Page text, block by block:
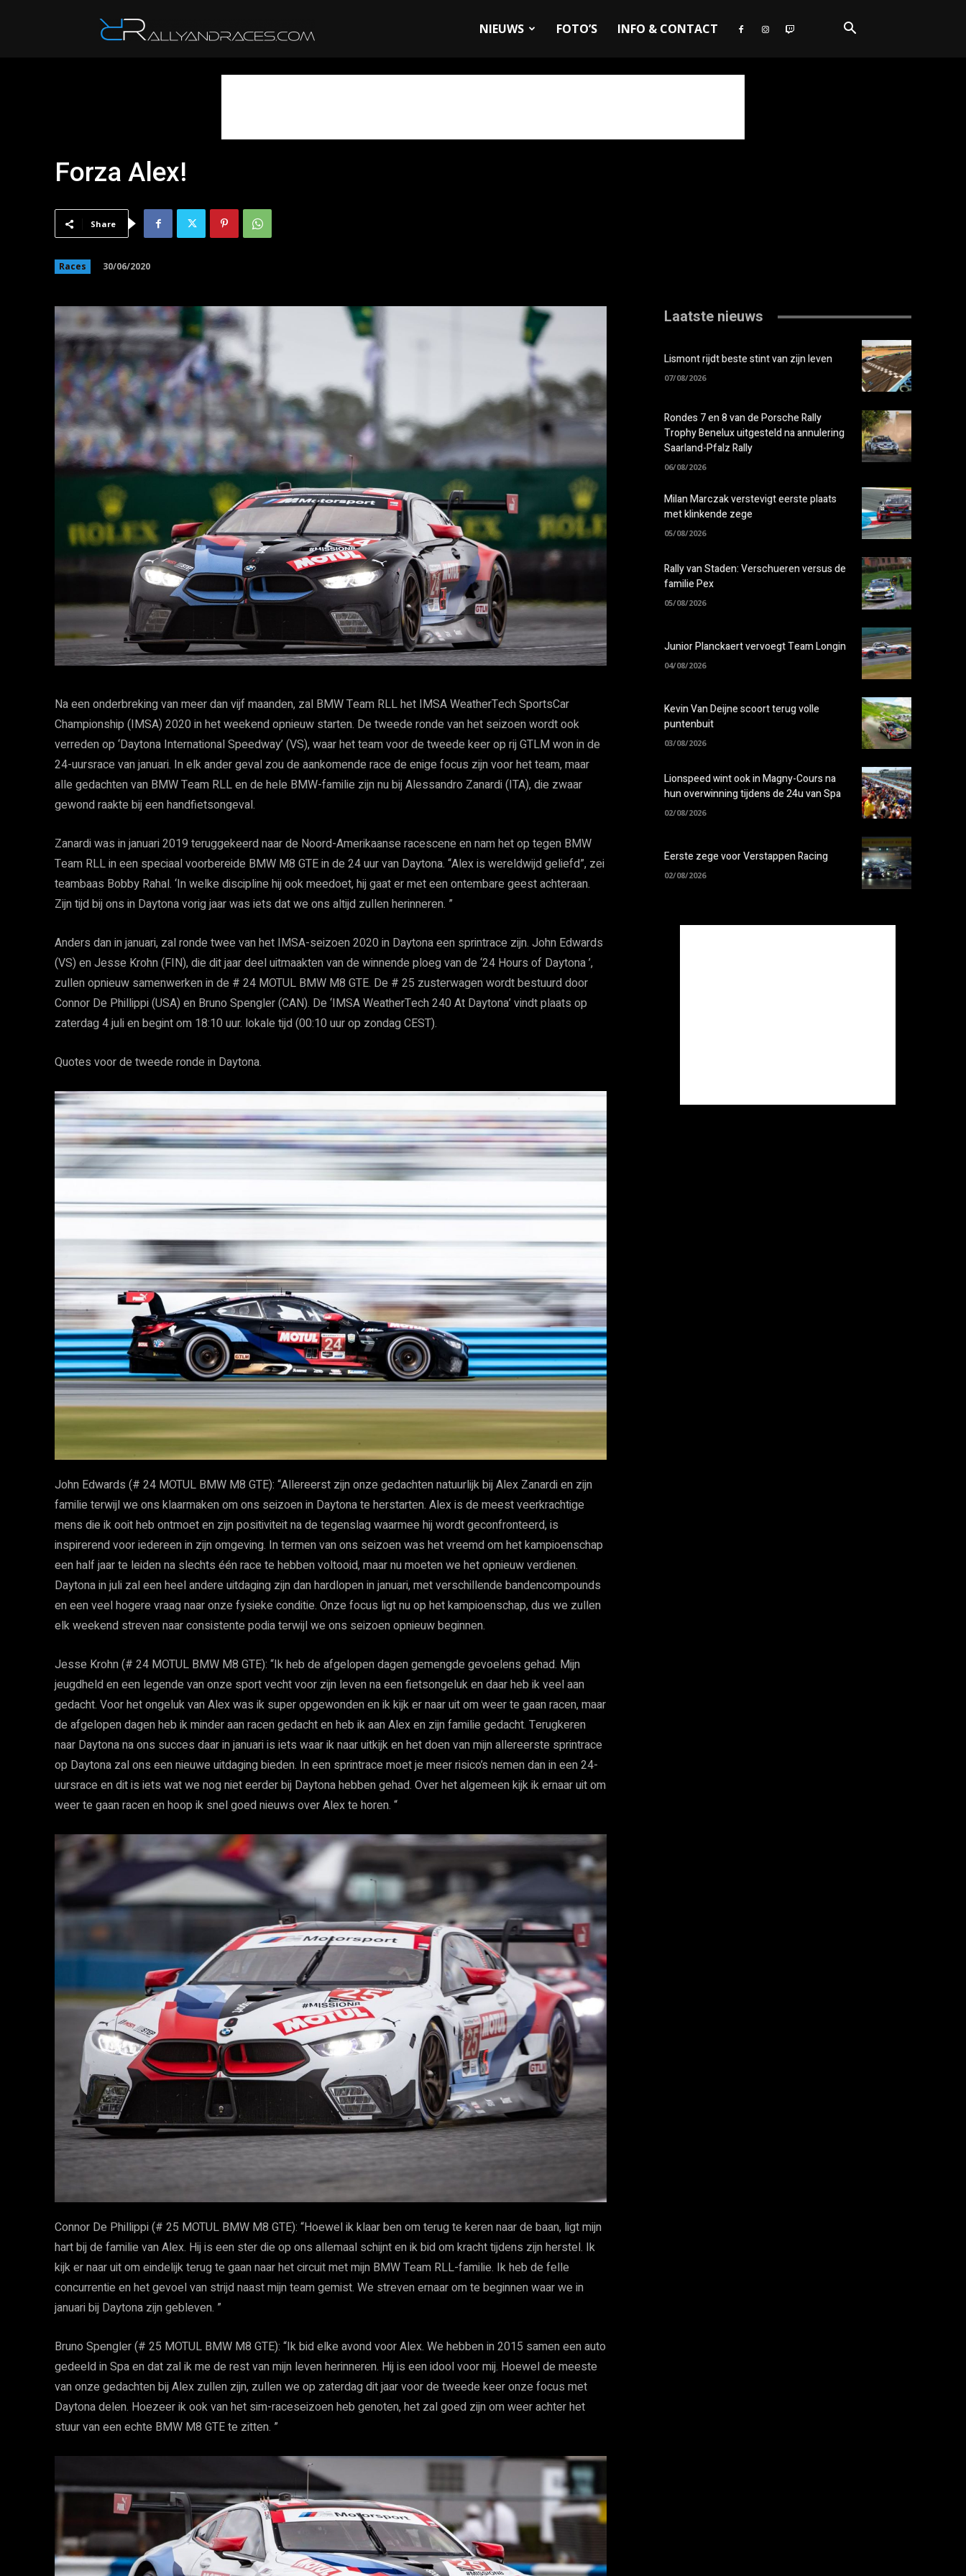
NIEUWS FOTO’S INFO & CONTACT
Forza Alex!
Share
Races 30/06/2020
Na een onderbreking van meer dan vijf maanden, zal BMW Team RLL het IMSA WeatherTech SportsCar
Championship (IMSA) 2020 in het weekend opnieuw starten. De tweede ronde van het seizoen wordt ook
verreden op ‘Daytona International Speedway’ (VS), waar het team voor de tweede keer op rij GTLM won in de
24-uursrace van januari. In elk ander geval zou de aankomende race de enige focus zijn voor het team, maar
alle gedachten van BMW Team RLL en de hele BMW-familie zijn nu bij Alessandro Zanardi (ITA), die zwaar
gewond raakte bij een handfietsongeval.
Zanardi was in januari 2019 teruggekeerd naar de Noord-Amerikaanse racescene en nam het op tegen BMW
Team RLL in een speciaal voorbereide BMW M8 GTE in de 24 uur van Daytona. “Alex is wereldwijd geliefd”, zei
teambaas Bobby Rahal. ‘In welke discipline hij ook meedoet, hij gaat er met een ontembare geest achteraan.
Zijn tijd bij ons in Daytona vorig jaar was iets dat we ons altijd zullen herinneren. ”
Anders dan in januari, zal ronde twee van het IMSA-seizoen 2020 in Daytona een sprintrace zijn. John Edwards
(VS) en Jesse Krohn (FIN), die dit jaar deel uitmaakten van de winnende ploeg van de ‘24 Hours of Daytona ’,
zullen opnieuw samenwerken in de # 24 MOTUL BMW M8 GTE. De # 25 zusterwagen wordt bestuurd door
Connor De Phillippi (USA) en Bruno Spengler (CAN). De ‘IMSA WeatherTech 240 At Daytona’ vindt plaats op
zaterdag 4 juli en begint om 18:10 uur. lokale tijd (00:10 uur op zondag CEST).
Quotes voor de tweede ronde in Daytona.
John Edwards (# 24 MOTUL BMW M8 GTE): “Allereerst zijn onze gedachten natuurlijk bij Alex Zanardi en zijn
familie terwijl we ons klaarmaken om ons seizoen in Daytona te herstarten. Alex is de meest veerkrachtige
mens die ik ooit heb ontmoet en zijn positiviteit na de tegenslag waarmee hij wordt geconfronteerd, is
inspirerend voor iedereen in zijn omgeving. In termen van ons seizoen was het vreemd om het kampioenschap
een half jaar te leiden na slechts één race te hebben voltooid, maar nu moeten we het opnieuw verdienen.
Daytona in juli zal een heel andere uitdaging zijn dan hardlopen in januari, met verschillende bandencompounds
en een veel hogere vraag naar onze fysieke conditie. Onze focus ligt nu op het kampioenschap, dus we zullen
elk weekend streven naar consistente podia terwijl we ons seizoen opnieuw beginnen.
Jesse Krohn (# 24 MOTUL BMW M8 GTE): “Ik heb de afgelopen dagen gemengde gevoelens gehad. Mijn
jeugdheld en een legende van onze sport vecht voor zijn leven na een fietsongeluk en daar heb ik veel aan
gedacht. Voor het ongeluk van Alex was ik super opgewonden en ik kijk er naar uit om weer te gaan racen, maar
de afgelopen dagen heb ik minder aan racen gedacht en heb ik aan Alex en zijn familie gedacht. Terugkeren
naar Daytona na ons succes daar in januari is iets waar ik naar uitkijk en het doen van mijn allereerste sprintrace
op Daytona zal ons een nieuwe uitdaging bieden. In een sprintrace moet je meer risico’s nemen dan in een 24-
uursrace en dit is iets wat we nog niet eerder bij Daytona hebben gehad. Over het algemeen kijk ik ernaar uit om
weer te gaan racen en hoop ik snel goed nieuws over Alex te horen. “
Connor De Phillippi (# 25 MOTUL BMW M8 GTE): “Hoewel ik klaar ben om terug te keren naar de baan, ligt mijn
hart bij de familie van Alex. Hij is een ster die op ons allemaal schijnt en ik bid om kracht tijdens zijn herstel. Ik
kijk er naar uit om eindelijk terug te gaan naar het circuit met mijn BMW Team RLL-familie. Ik heb de felle
concurrentie en het gevoel van strijd naast mijn team gemist. We streven ernaar om te beginnen waar we in
januari bij Daytona zijn gebleven. ”
Bruno Spengler (# 25 MOTUL BMW M8 GTE): “Ik bid elke avond voor Alex. We hebben in 2015 samen een auto
gedeeld in Spa en dat zal ik me de rest van mijn leven herinneren. Hij is een idool voor mij. Hoewel de meeste
van onze gedachten bij Alex zullen zijn, zullen we op zaterdag dit jaar voor de tweede keer onze focus met
Daytona delen. Hoezeer ik ook van het sim-raceseizoen heb genoten, het zal goed zijn om weer achter het
stuur van een echte BMW M8 GTE te zitten. ”
Laatste nieuws
Lismont rijdt beste stint van zijn leven
07/08/2026
Rondes 7 en 8 van de Porsche Rally
Trophy Benelux uitgesteld na annulering
Saarland-Pfalz Rally
06/08/2026
Milan Marczak verstevigt eerste plaats
met klinkende zege
05/08/2026
Rally van Staden: Verschueren versus de
familie Pex
05/08/2026
Junior Planckaert vervoegt Team Longin
04/08/2026
Kevin Van Deijne scoort terug volle
puntenbuit
03/08/2026
Lionspeed wint ook in Magny-Cours na
hun overwinning tijdens de 24u van Spa
02/08/2026
Eerste zege voor Verstappen Racing
02/08/2026